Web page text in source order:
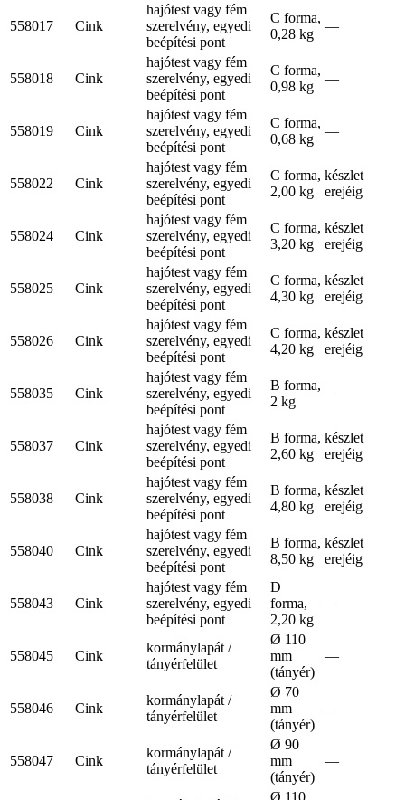
558017 Cink
hajótest vagy fém
szerelvény, egyedi
beépítési pont
C forma,
0,28 kg
—
558018 Cink
hajótest vagy fém
szerelvény, egyedi
beépítési pont
C forma,
0,98 kg
—
558019 Cink
hajótest vagy fém
szerelvény, egyedi
beépítési pont
C forma,
0,68 kg
—
558022 Cink
hajótest vagy fém
szerelvény, egyedi
beépítési pont
C forma,
2,00 kg
készlet
erejéig
558024 Cink
hajótest vagy fém
szerelvény, egyedi
beépítési pont
C forma,
3,20 kg
készlet
erejéig
558025 Cink
hajótest vagy fém
szerelvény, egyedi
beépítési pont
C forma,
4,30 kg
készlet
erejéig
558026 Cink
hajótest vagy fém
szerelvény, egyedi
beépítési pont
C forma,
4,20 kg
készlet
erejéig
558035 Cink
hajótest vagy fém
szerelvény, egyedi
beépítési pont
B forma,
2 kg
—
558037 Cink
hajótest vagy fém
szerelvény, egyedi
beépítési pont
B forma,
2,60 kg
készlet
erejéig
558038 Cink
hajótest vagy fém
szerelvény, egyedi
beépítési pont
B forma,
4,80 kg
készlet
erejéig
558040 Cink
hajótest vagy fém
szerelvény, egyedi
beépítési pont
B forma,
8,50 kg
készlet
erejéig
558043 Cink
hajótest vagy fém
szerelvény, egyedi
beépítési pont
D
forma,
2,20 kg
—
558045 Cink
kormánylapát /
tányérfelület
Ø 110
mm
(tányér)
—
558046 Cink
kormánylapát /
tányérfelület
Ø 70
mm
(tányér)
—
558047 Cink
kormánylapát /
tányérfelület
Ø 90
mm
(tányér)
—
Ø 110